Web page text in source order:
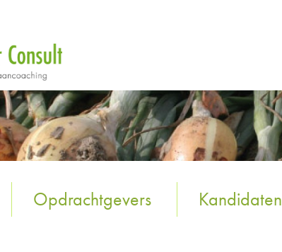
Opdrachtgevers Kandidaten